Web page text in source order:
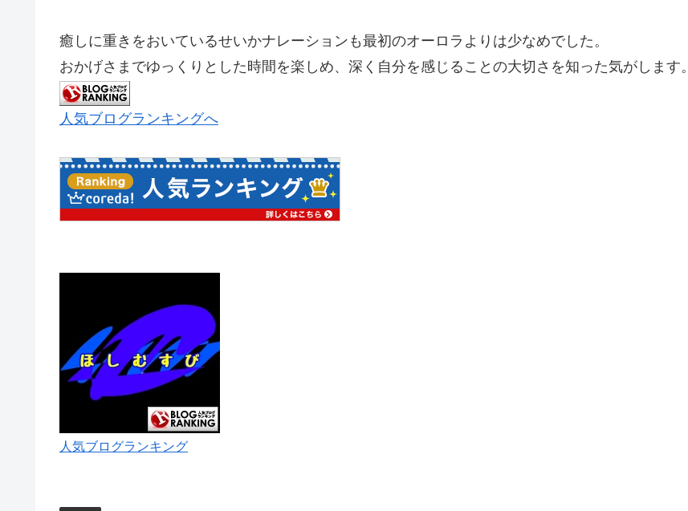
癒しに重きをおいているせいかナレーションも最初のオーロラよりは少なめでした。
おかげさまでゆっくりとした時間を楽しめ、深く自分を感じることの大切さを知った気がします。
人気ブログランキングへ
人気ブログランキング